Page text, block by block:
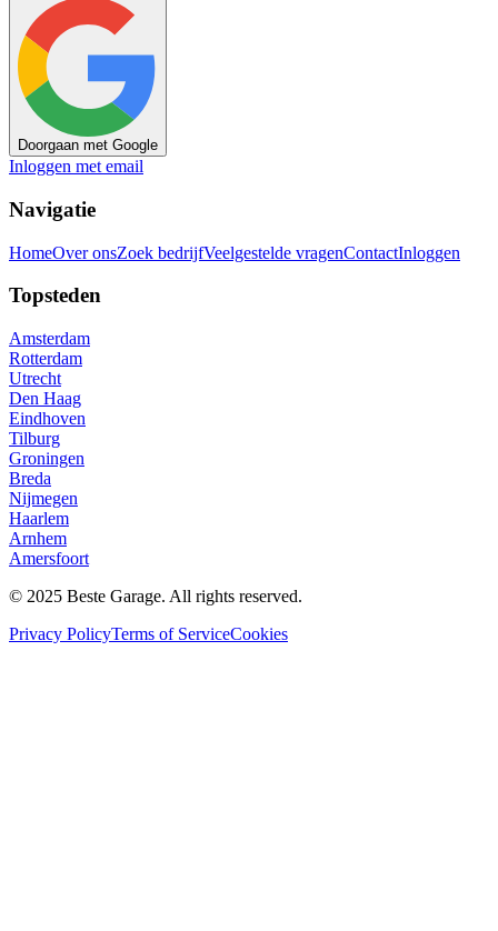
Doorgaan met Google
Inloggen met email
Navigatie
HomeOver onsZoek bedrijfVeelgestelde vragenContactInloggen
Topsteden
Amsterdam
Rotterdam
Utrecht
Den Haag
Eindhoven
Tilburg
Groningen
Breda
Nijmegen
Haarlem
Arnhem
Amersfoort
© 2025 Beste Garage. All rights reserved.
Privacy PolicyTerms of ServiceCookies